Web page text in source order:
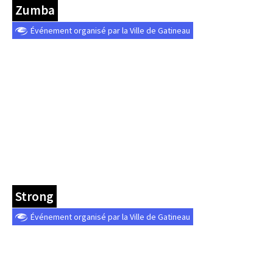
Zumba
Événement organisé par la Ville de Gatineau
Strong
Événement organisé par la Ville de Gatineau